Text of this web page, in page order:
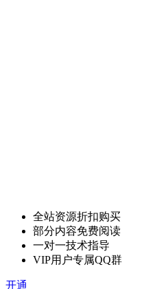
全站资源折扣购买
部分内容免费阅读
一对一技术指导
VIP用户专属QQ群
开通